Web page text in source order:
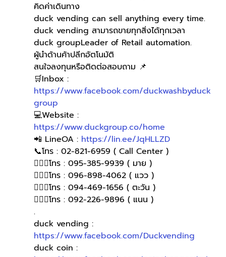
คิดค่าเดินทาง
duck vending can sell anything every time.
duck vending สามารถขายทุกสิ่งได้ทุกเวลา
duck groupLeader of Retail automation.
ผู้นำด้านค้าปลีกอัตโนมัติ
สนใจลงทุนหรือติดต่อสอบถาม 📌
🛒Inbox :
https://www.facebook.com/duckwashbyduck
group
💻Website :
https://www.duckgroup.co/home
📲 LineOA : https://lin.ee/JqHLLZD
📞โทร : 02-821-6959 ( Call Center )
🙋🏻‍♀️โทร : 095-385-9939 ( มาย )
🙋🏻‍♀โทร : 096-898-4062 ( แวว )
🙋🏻‍♀โทร : 094-469-1656 ( ตะวัน )
🙋🏻‍♀️โทร : 092-226-9896 ( แนน )
.
duck vending :
https://www.facebook.com/Duckvending
duck coin :